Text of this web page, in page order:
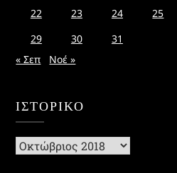
22
23 24 25
29
30
31
« Σεπ
Νοέ »
ΙΣΤΟΡΙΚΌ
Ιστορικό